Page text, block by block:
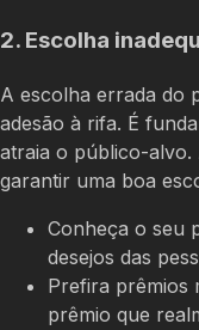
2. Escolha
A escolha errada do
adesão à rifa. É
atraia o público-alvo.
garantir uma boa
Conheça o seu
desejos das
Prefira prêmios
prêmio que